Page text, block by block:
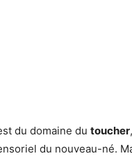
du domaine du toucher
du nouveau-né.